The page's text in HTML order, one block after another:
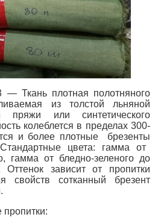
— Ткань плотная полотняного
из толстой льняной
пряжи или синтетического
колеблется в пределах 300-
и более плотные брезенты
Стандартные цвета: гамма от
гамма от бледно-зеленого до
Оттенок зависит от пропитки
свойств сотканный брезент